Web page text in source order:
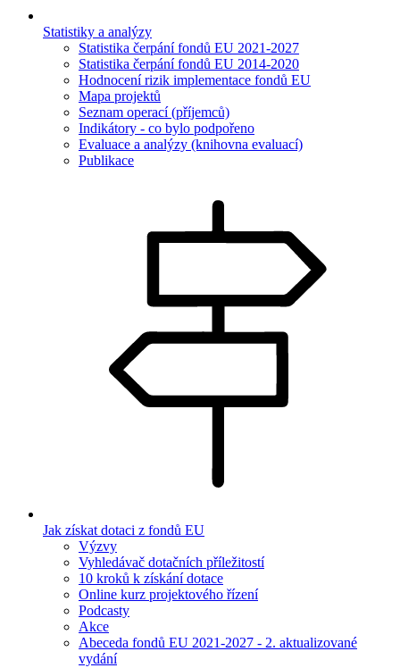
Statistiky a analýzy
Statistika čerpání fondů EU 2021-2027
Statistika čerpání fondů EU 2014-2020
Hodnocení rizik implementace fondů EU
Mapa projektů
Seznam operací (příjemců)
Indikátory - co bylo podpořeno
Evaluace a analýzy (knihovna evaluací)
Publikace
Jak získat dotaci z fondů EU
Výzvy
Vyhledávač dotačních příležitostí
10 kroků k získání dotace
Online kurz projektového řízení
Podcasty
Akce
Abeceda fondů EU 2021-2027 - 2. aktualizované
vydání